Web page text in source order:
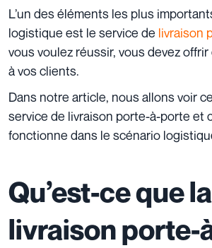
L’un des éléments les plus
logistique est le service de livraison
vous voulez réussir, vous devez
à vos clients.
Dans notre article, nous allons voir
service de livraison porte-à-porte et
fonctionne dans le scénario
Qu’est-ce que la
livraison porte-